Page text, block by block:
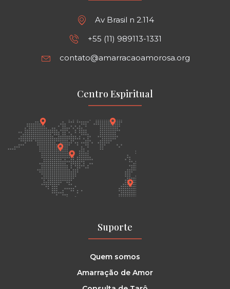
Av Brasil n 2.114
+55 (11) 989113-1331
contato@amarracaoamorosa.org
Centro Espiritual
Suporte
Quem somos
Amarração de Amor